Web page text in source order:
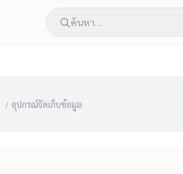
อุปกรณ์จัดเก็บข้อมูล